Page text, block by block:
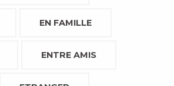
EN FAMILLE
ENTRE AMIS